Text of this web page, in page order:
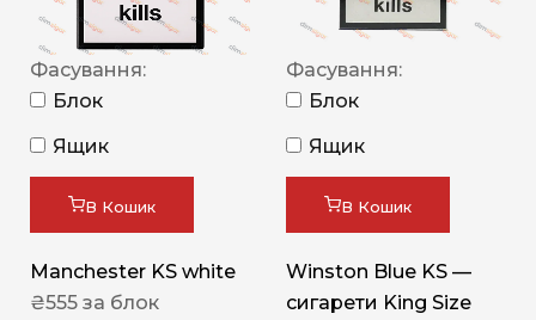
Фасування:
Блок
Ящик
В Кошик
Manchester KS white
₴555 за блок
Фасування:
Блок
Ящик
В Кошик
Winston Blue KS —
сигарети King Size